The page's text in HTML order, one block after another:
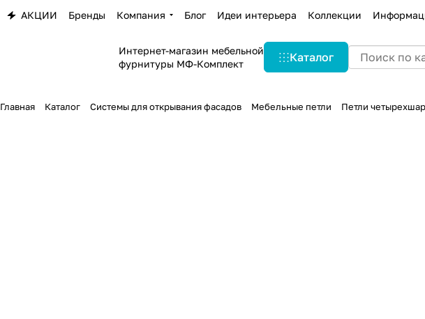
АКЦИИ Бренды Компания Блог Идеи интерьера Коллекции
Интернет-магазин мебельной
фурнитуры МФ-Комплект
Каталог
Главная Каталог Системы для открывания фасадов Мебельные петли Петли